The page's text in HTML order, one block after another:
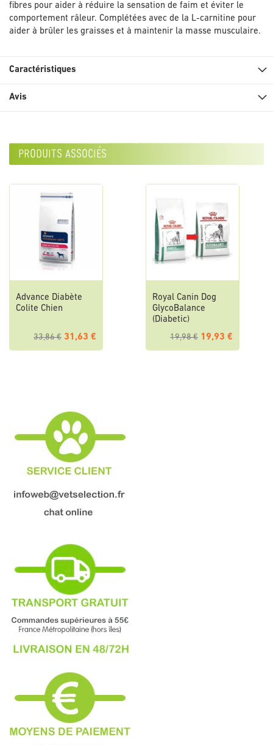
fibres pour aider à réduire la sensation de faim et éviter le
comportement râleur. Complétées avec de la L-carnitine pour
aider à brûler les graisses et à maintenir la masse musculaire.
Caractéristiques
Avis
produits associés
Advance Diabète
Colite Chien
33,86 € 31,63 €
Royal Canin Dog
GlycoBalance
(Diabetic)
19,98 € 19,93 €